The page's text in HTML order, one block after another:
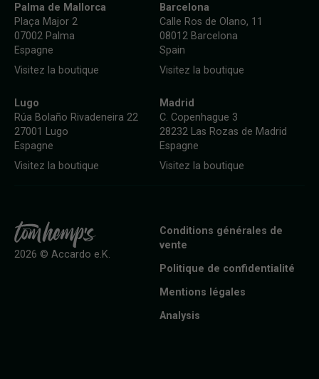
Palma de Mallorca
Plaça Major 2
07002 Palma
Espagne
Visitez la boutique
Barcelona
Calle Ros de Olano, 11
08012 Barcelona
Spain
Visitez la boutique
Lugo
Rúa Bolaño Rivadeneira 22
27001 Lugo
Espagne
Visitez la boutique
Madrid
C. Copenhague 3
28232 Las Rozas de Madrid
Espagne
Visitez la boutique
Conditions générales de
vente
Politique de confidentialité
Mentions légales
Analysis
2026 © Accardo e.K.